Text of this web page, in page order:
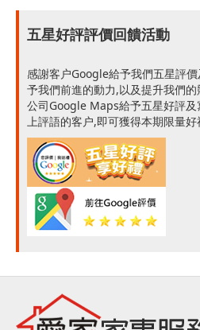
五星好評評價回饋活動
感謝客户Google給予我們五星評
予我們前進的動力,以及提升我們
公司Google Maps給予五星好評及
上評語的客户,即可獲得本期限量